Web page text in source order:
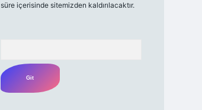
süre içerisinde sitemizden kaldırılacaktır.